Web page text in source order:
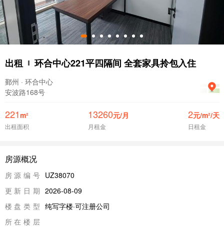
出租 环合中心221平四隔间 全套家具拎包入住
鄞州 · 环合中心
安波路168号
221m²
出租面积
13260元/月
月租金
2元/m²/天
日租金
房源概况
房源编号 UZ38070
更新日期 2026-08-09
楼盘类型 纯写字楼·可注册公司
所在楼层